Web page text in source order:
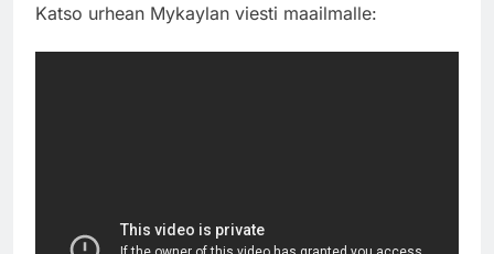
Katso urhean Mykaylan viesti maailmalle: